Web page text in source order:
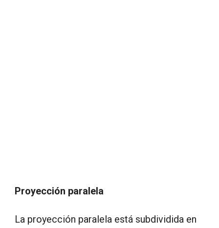
Proyección paralela
La proyección paralela está subdividida en